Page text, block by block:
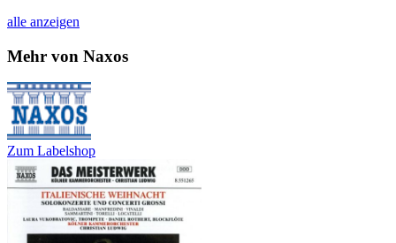
alle anzeigen
Mehr von Naxos
Zum Labelshop